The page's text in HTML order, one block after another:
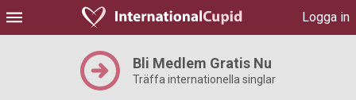
Logga in
Bli Medlem Gratis Nu
Träffa internationella singlar